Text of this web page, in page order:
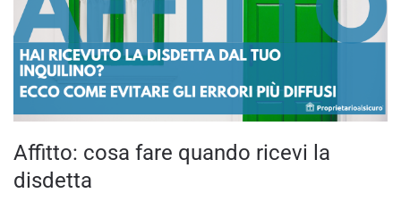
Affitto: cosa fare quando ricevi la
disdetta